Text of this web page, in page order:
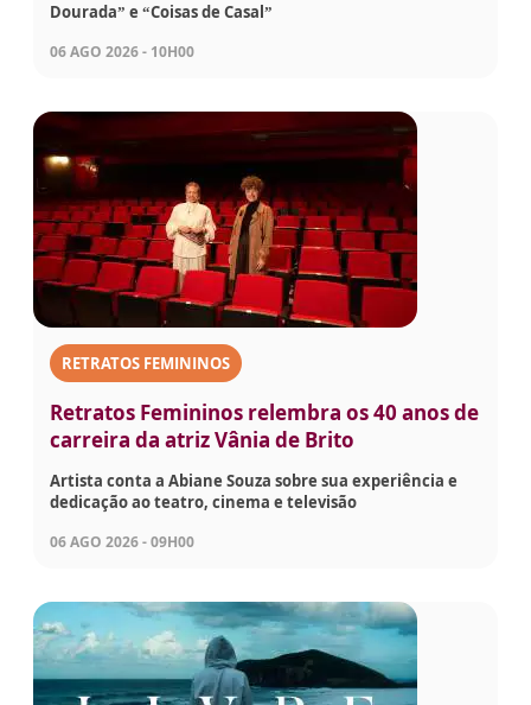
Dourada” e “Coisas de Casal”
06 AGO 2026 - 10H00
RETRATOS FEMININOS
Retratos Femininos relembra os 40 anos de
carreira da atriz Vânia de Brito
Artista conta a Abiane Souza sobre sua experiência e
dedicação ao teatro, cinema e televisão
06 AGO 2026 - 09H00